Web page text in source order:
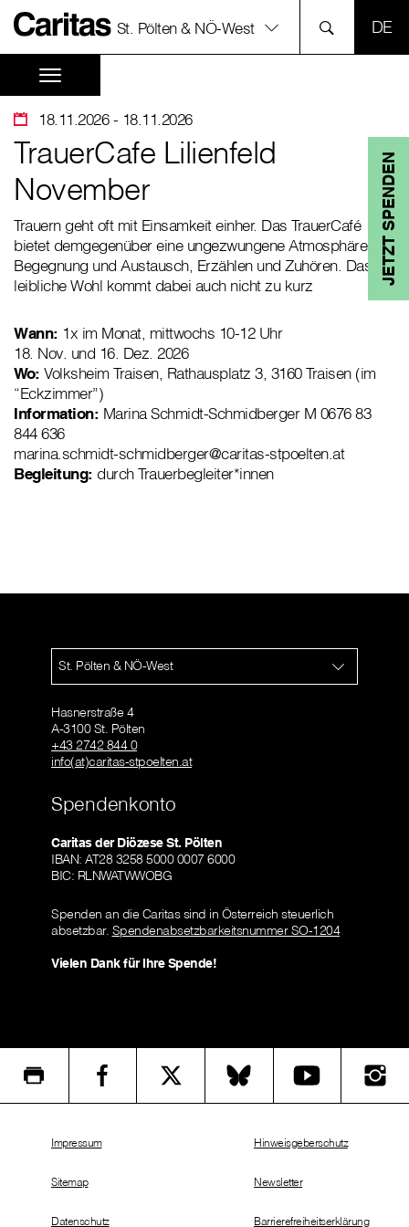
St. Pölten & NÖ-West
JETZT SPENDEN
18.11.2026- 18.11.2026
TrauerCafe Lilienfeld
November
Trauern geht oft mit Einsamkeit einher. Das TrauerCafé
bietet demgegenüber eine ungezwungene Atmosphäre für
Begegnung und Austausch, Erzählen und Zuhören. Das
leibliche Wohl kommt dabei auch nicht zu kurz
Wann: 1x im Monat, mittwochs 10-12 Uhr
18. Nov. und 16. Dez. 2026
Wo: Volksheim Traisen, Rathausplatz 3, 3160 Traisen (im
“Eckzimmer”)
Information: Marina Schmidt-Schmidberger M 0676 83
844 636
marina.schmidt-schmidberger@caritas-stpoelten.at
Begleitung: durch Trauerbegleiter*innen
St. Pölten & NÖ-West
Hasnerstraße 4
A-3100 St. Pölten
+43 2742 844 0
info(at)caritas-stpoelten.at
Spendenkonto
Caritas der Diözese St. Pölten
IBAN: AT28 3258 5000 0007 6000
BIC: RLNWATWWOBG
Spenden an die Caritas sind in Österreich steuerlich
absetzbar. Spendenabsetzbarkeitsnummer SO-1204
Vielen Dank für Ihre Spende!
Impressum
Sitemap
Datenschutz
Hinweisgeberschutz
Newsletter
Barrierefreiheitserklärung